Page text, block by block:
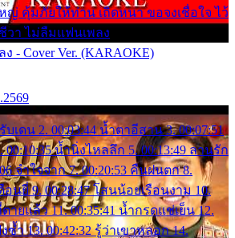
ญ่ คุ้มภัยให้ท่าน เถิดหนา ขอจงเชื่อใจ ไว้
วา ไม่ลืมแฟนเพลง
- Cover Ver. (KARAOKE)
บเดน 2. 00:03:44 น้ำตาอีสาน 3. 00:07:51
น้ำนิ่งไหลลึก 5. 00:13:49 ลานรัก
จำใจจาก 7. 00:20:53 คืนฝนตก 8.
อนยี่ 9. 00:28:47 โสนน้อยเรือนงาม 10.
ายแล้ว 11. 00:35:41 น้ำกรดแช่เย็น 12.
ซ้ำ 13. 00:42:32 รู้ว่าเขาหลอก 14.